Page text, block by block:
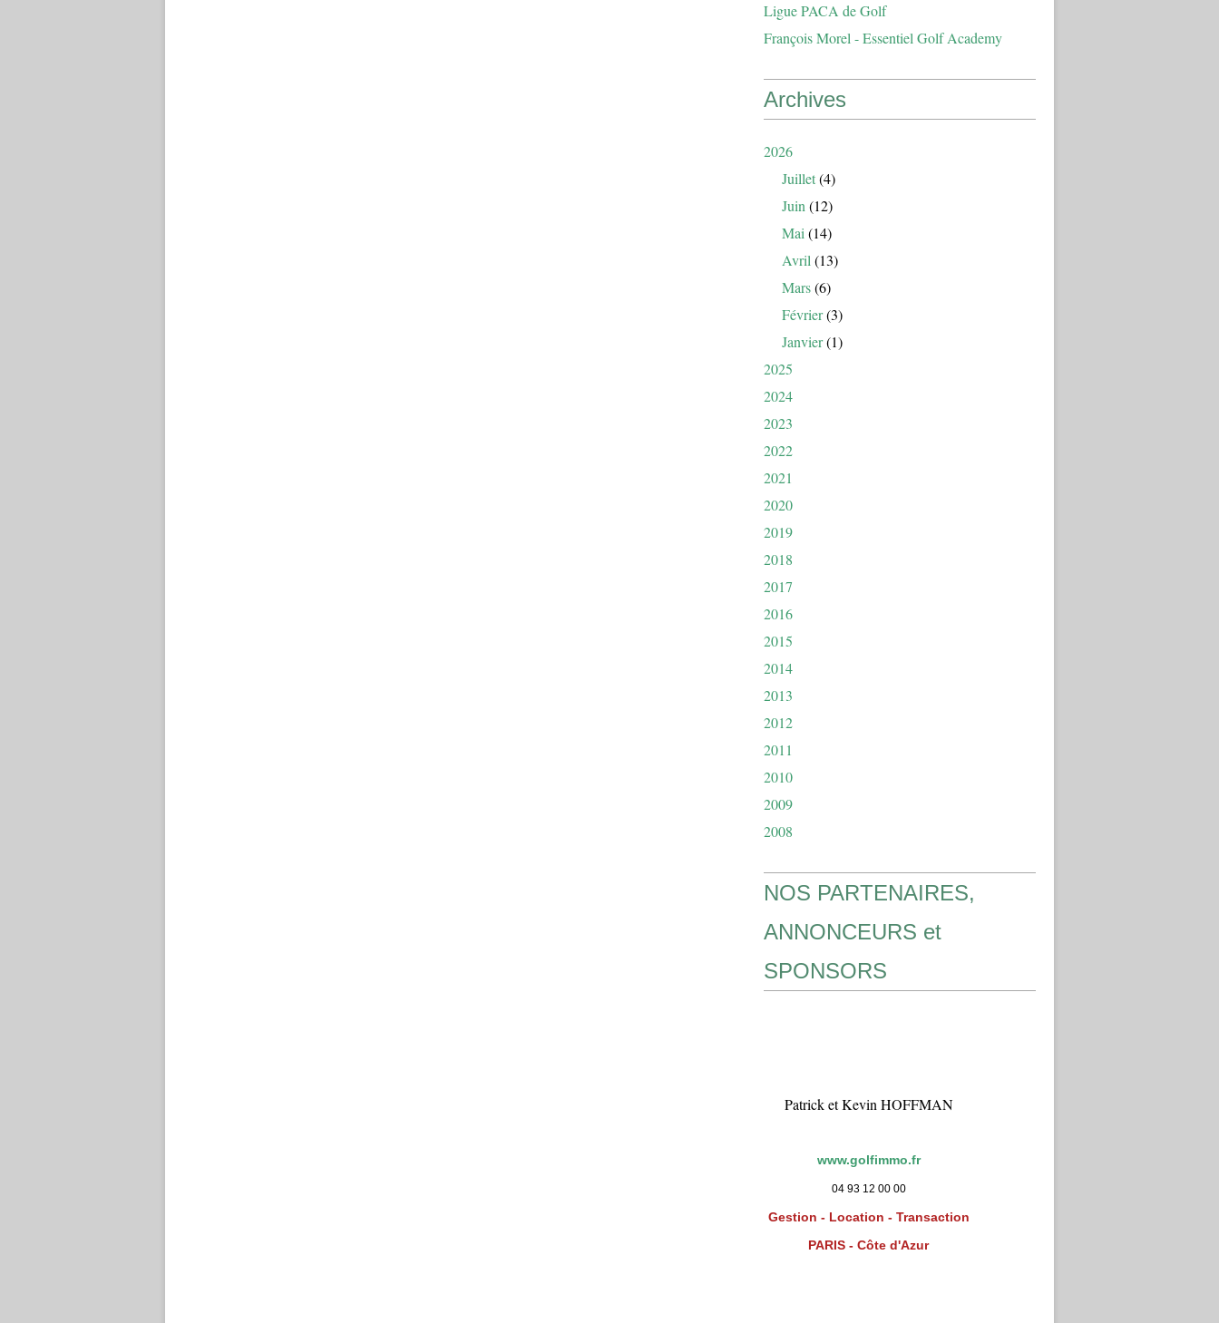
Ligue PACA de Golf
François Morel - Essentiel Golf Academy
Archives
2026
Juillet(4)
Juin (12)
Mai (14)
Avril (13)
Mars(6)
Février(3)
Janvier(1)
2025
2024
2023
2022
2021
2020
2019
2018
2017
2016
2015
2014
2013
2012
2011
2010
2009
2008
NOS PARTENAIRES,
ANNONCEURS et
SPONSORS
Patrick et Kevin HOFFMAN
www.golfimmo.fr
04 93 12 00 00
Gestion - Location - Transaction
PARIS - Côte d'Azur